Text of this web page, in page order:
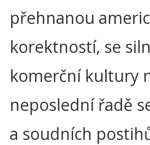
přehnanou
korektností, se
komerční kultury
neposlední řadě
a soudních